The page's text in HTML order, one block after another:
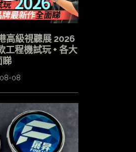
高級視聽展 2026
工程機試玩 + 各大
睇
08